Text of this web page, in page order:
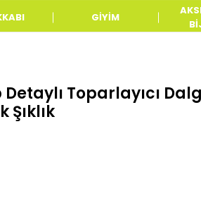
GİYİM
Toparlayıcı